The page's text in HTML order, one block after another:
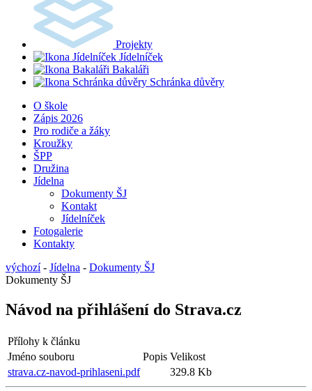
Projekty
Jídelníček
Bakaláři
Schránka důvěry
O škole
Zápis 2026
Pro rodiče a žáky
Kroužky
ŠPP
Družina
Jídelna
Dokumenty ŠJ
Kontakt
Jídelníček
Fotogalerie
Kontakty
výchozí- Jídelna - Dokumenty ŠJ
Dokumenty ŠJ
Návod na přihlášení do Strava.cz
Přílohy k článku
Jméno souboru
Popis Velikost
strava.cz-navod-prihlaseni.pdf
329.8 Kb